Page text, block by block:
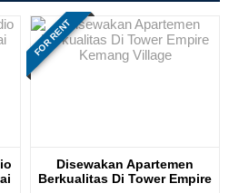
FOR RENT
Disewakan Apartemen
Berkualitas Di Tower Empire